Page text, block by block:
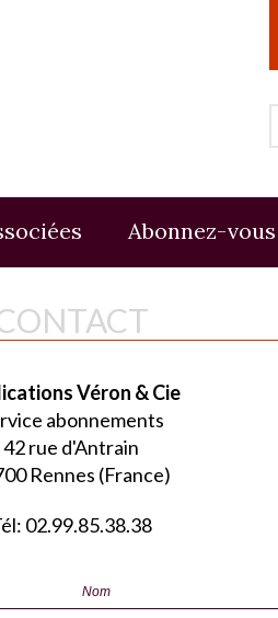
Abonnez-vous
Véron & Cie
abonnements
42 rue d'Antrain
Rennes (France)
02.99.85.38.38